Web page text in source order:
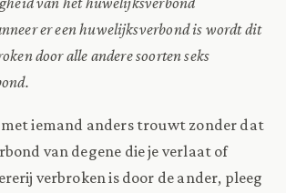
er een huwelijksverbond is wordt dit
door alle andere soorten seks
met iemand anders trouwt zonder dat
van degene die je verlaat of
verbroken is door de ander, pleeg